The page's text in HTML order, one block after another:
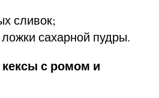
сливок;
сахарной пудры.
кексы с ромом и